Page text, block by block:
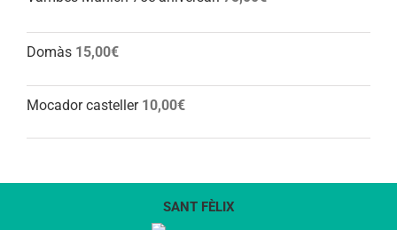
Domàs 15,00€
Mocador casteller 10,00€
SANT FÈLIX